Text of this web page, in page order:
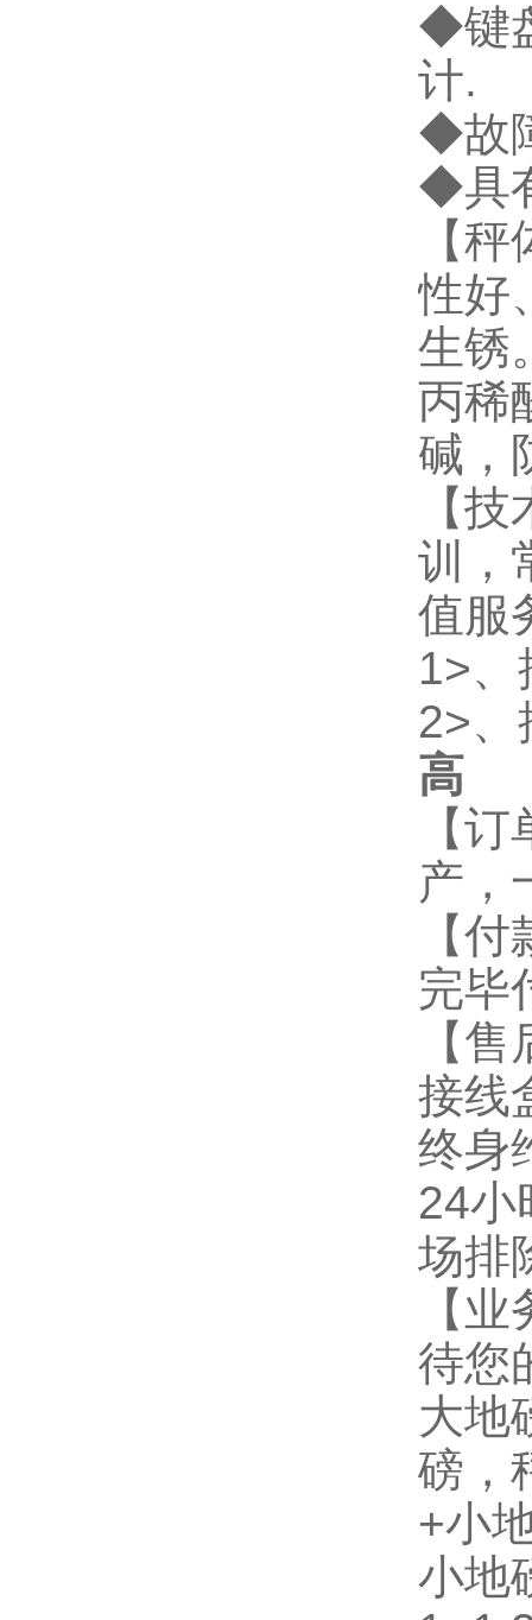
◆键
计.
◆故
◆具
【
性好
生锈
丙稀
碱，
【
训，
值服
1>、
2>、
高
【
产，
【
完毕
【
接线
终身
24小
场排
【
待您
大地
磅，
+小
小地